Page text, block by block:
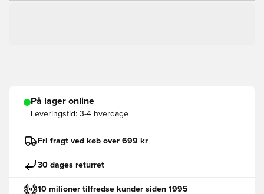
På lager online
Leveringstid: 3-4 hverdage
Fri fragt ved køb over 699 kr
30 dages returret
10 milioner tilfredse kunder siden 1995